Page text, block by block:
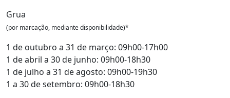
Grua
(por marcação, mediante disponibilidade)*
1 de outubro a 31 de março: 09h00-17h00
1 de abril a 30 de junho: 09h00-18h30
1 de julho a 31 de agosto: 09h00-19h30
1 a 30 de setembro: 09h00-18h30